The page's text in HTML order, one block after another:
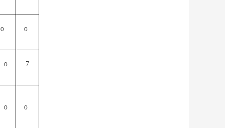
0 0
0 7
0 0